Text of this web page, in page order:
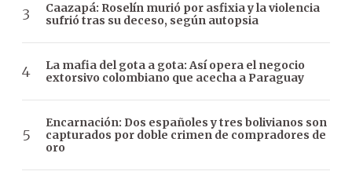
Caazapá: Roselín murió por asfixia y la violencia
sufrió tras su deceso, según autopsia
La mafia del gota a gota: Así opera el negocio
extorsivo colombiano que acecha a Paraguay
Encarnación: Dos españoles y tres bolivianos son
capturados por doble crimen de compradores de
oro